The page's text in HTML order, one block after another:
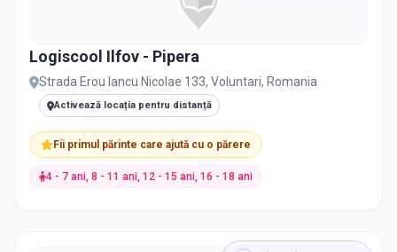
Logiscool Ilfov - Pipera
Strada Erou Iancu Nicolae 133, Voluntari, Romania
Activează locația pentru distanță
Fii primul părinte care ajută cu o părere
4 - 7 ani, 8 - 11 ani, 12 - 15 ani, 16 - 18 ani